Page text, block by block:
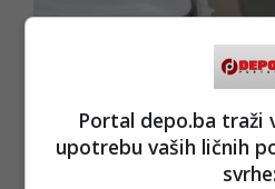
Portal depo.ba traži
upotrebu vaših ličnih
svrhe: